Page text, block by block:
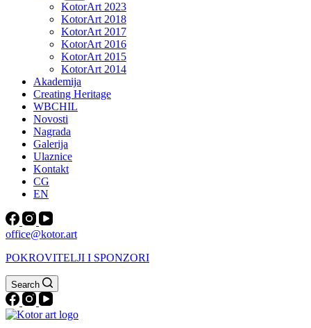
KotorArt 2023
KotorArt 2018
KotorArt 2017
KotorArt 2016
KotorArt 2015
KotorArt 2014
Akademija
Creating Heritage
WBCHIL
Novosti
Nagrada
Galerija
Ulaznice
Kontakt
CG
EN
office@kotor.art
POKROVITELJI I SPONZORI
Search